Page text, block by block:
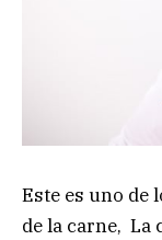
Este es uno de
de la carne, La